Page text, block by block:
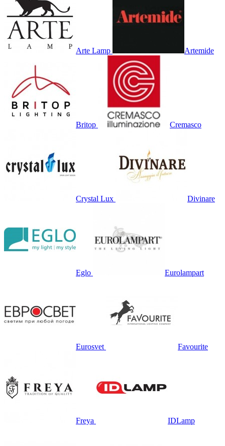
Arte Lamp Artemide
Britop Cremasco
Crystal Lux Divinare
Eglo Eurolampart
Eurosvet Favourite
Freya IDLamp